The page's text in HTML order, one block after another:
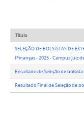
Título
SELEÇÃO DE BOLSISTAS DE
IFinanças - 2025 - Campus Juiz
Resultado de Seleção de bolsista
Resultado Final de Seleção de